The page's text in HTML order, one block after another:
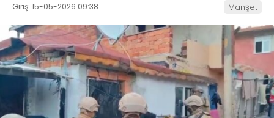
Giriş: 15-05-2026 09:38 Manşet